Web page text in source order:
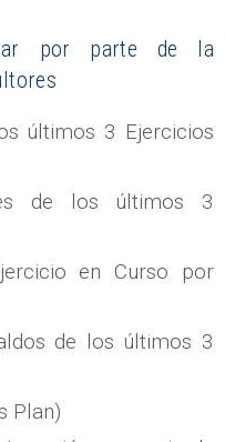
por parte de la
últimos 3 Ejercicios
de los últimos 3
en Curso por
de los últimos 3
Plan)